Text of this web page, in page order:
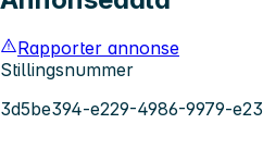
Rapporter annonse
Stillingsnummer
3d5be394-e229-4986-9979-